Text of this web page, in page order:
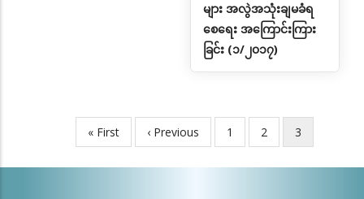
များ အလွဲအသုံးချမခံရ
စေရေး အကြောင်းကြား
ခြင်း (၁/၂၀၁၇)
Pagination
First
« First
Previous
‹ Previous Page
1 Page
2
လက်ရှိ
3